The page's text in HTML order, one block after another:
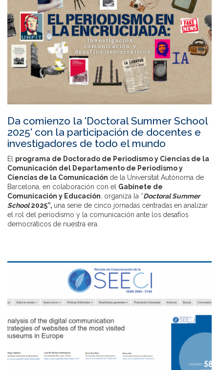
Da comienzo la 'Doctoral Summer School
2025' con la participación de docentes e
investigadores de todo el mundo
El programa de Doctorado de Periodismo y Ciencias de la
Comunicación del Departamento de Periodismo y
Ciencias de la Comunicación de la Universitat Autònoma de
Barcelona, en colaboración con el Gabinete de
Comunicación y Educación , organiza la “Doctoral Summer
School2025”, una serie de cinco jornadas centradas en analizar
el rol del periodismo y la comunicación ante los desafíos
democráticos de nuestra era.